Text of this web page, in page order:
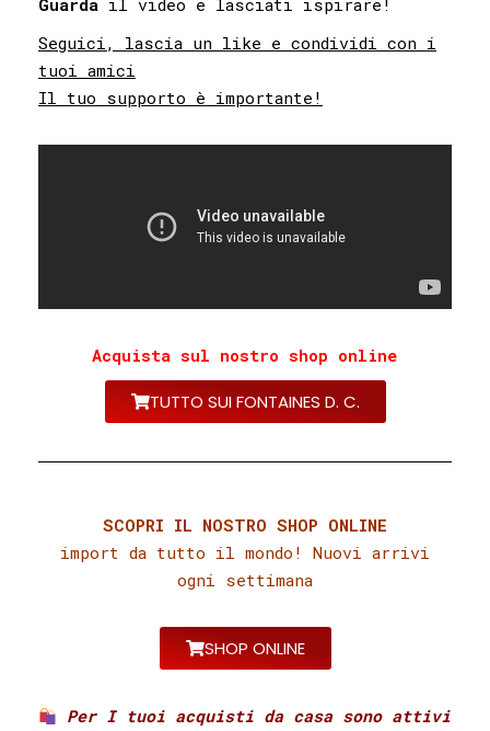
Guarda il video e lasciati ispirare!
Seguici, lascia un like e condividi con i
tuoi amici
Il tuo supporto è importante!
Acquista sul nostro shop online
TUTTO SUI FONTAINES D. C.
SCOPRI IL NOSTRO SHOP ONLINE
import da tutto il mondo! Nuovi arrivi
ogni settimana
SHOP ONLINE
Per I tuoi acquisti da casa sono attivi